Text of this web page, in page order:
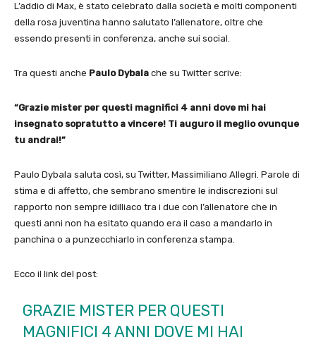
L’addio di Max, è stato celebrato dalla società e molti componenti
della rosa juventina hanno salutato l’allenatore, oltre che
essendo presenti in conferenza, anche sui social.
Tra questi anche Paulo Dybala che su Twitter scrive:
“Grazie mister per questi magnifici 4 anni dove mi hai
insegnato sopratutto a vincere! Ti auguro il meglio ovunque
tu andrai!”
Paulo Dybala saluta così, su Twitter, Massimiliano Allegri. Parole di
stima e di affetto, che sembrano smentire le indiscrezioni sul
rapporto non sempre idilliaco tra i due con l’allenatore che in
questi anni non ha esitato quando era il caso a mandarlo in
panchina o a punzecchiarlo in conferenza stampa.
Ecco il link del post:
GRAZIE MISTER PER QUESTI
MAGNIFICI 4 ANNI DOVE MI HAI